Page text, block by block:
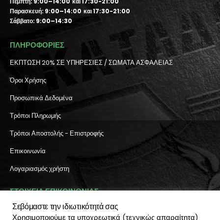
Παρασκευή: 9:00–14:00 και 17:30-21:00
Σάββατο: 9:00–14:30
ΠΛΗΡΟΦΟΡΙΕΣ
ΕΚΠΤΩΣΗ 20% ΣΕ ΥΠΗΡΕΣΙΕΣ / ΣΩΜΑΤΑ ΑΣΦΑΛΕΙΑΣ
Όροι Χρήσης
Προσωπικά Δεδομένα
Τρόποι Πληρωμής
Τρόποι Αποστολής - Επιστροφής
Επικοινωνία
Λογαριασμός χρήστη
ΣΤΟΙΧΕΙΑ ΕΠΙΚΟΙΝΩΝΙΑΣ
Διεύθυνση:
Πύλη Ιησού 6, Ηράκλειο Κρήτης
Σεβόμαστε την ιδιωτικότητά σας
Χρησιμοποιούμε τα υποχρεωτικά (τεχνικώς απαραίτητα)